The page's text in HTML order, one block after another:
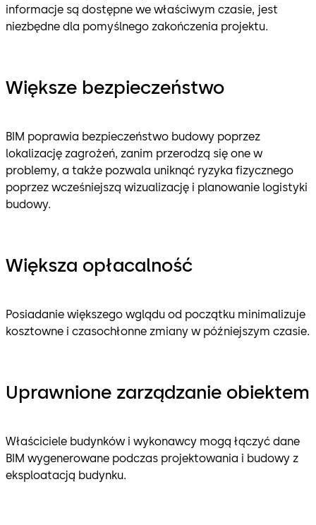
informacje są dostępne we właściwym czasie, jest
niezbędne dla pomyślnego zakończenia projektu.
Większe bezpieczeństwo
BIM poprawia bezpieczeństwo budowy poprzez
lokalizację zagrożeń, zanim przerodzą się one w
problemy, a także pozwala uniknąć ryzyka fizycznego
poprzez wcześniejszą wizualizację i planowanie logistyki
budowy.
Większa opłacalność
Posiadanie większego wglądu od początku minimalizuje
kosztowne i czasochłonne zmiany w późniejszym czasie.
Uprawnione zarządzanie obiektem
Właściciele budynków i wykonawcy mogą łączyć dane
BIM wygenerowane podczas projektowania i budowy z
eksploatacją budynku.